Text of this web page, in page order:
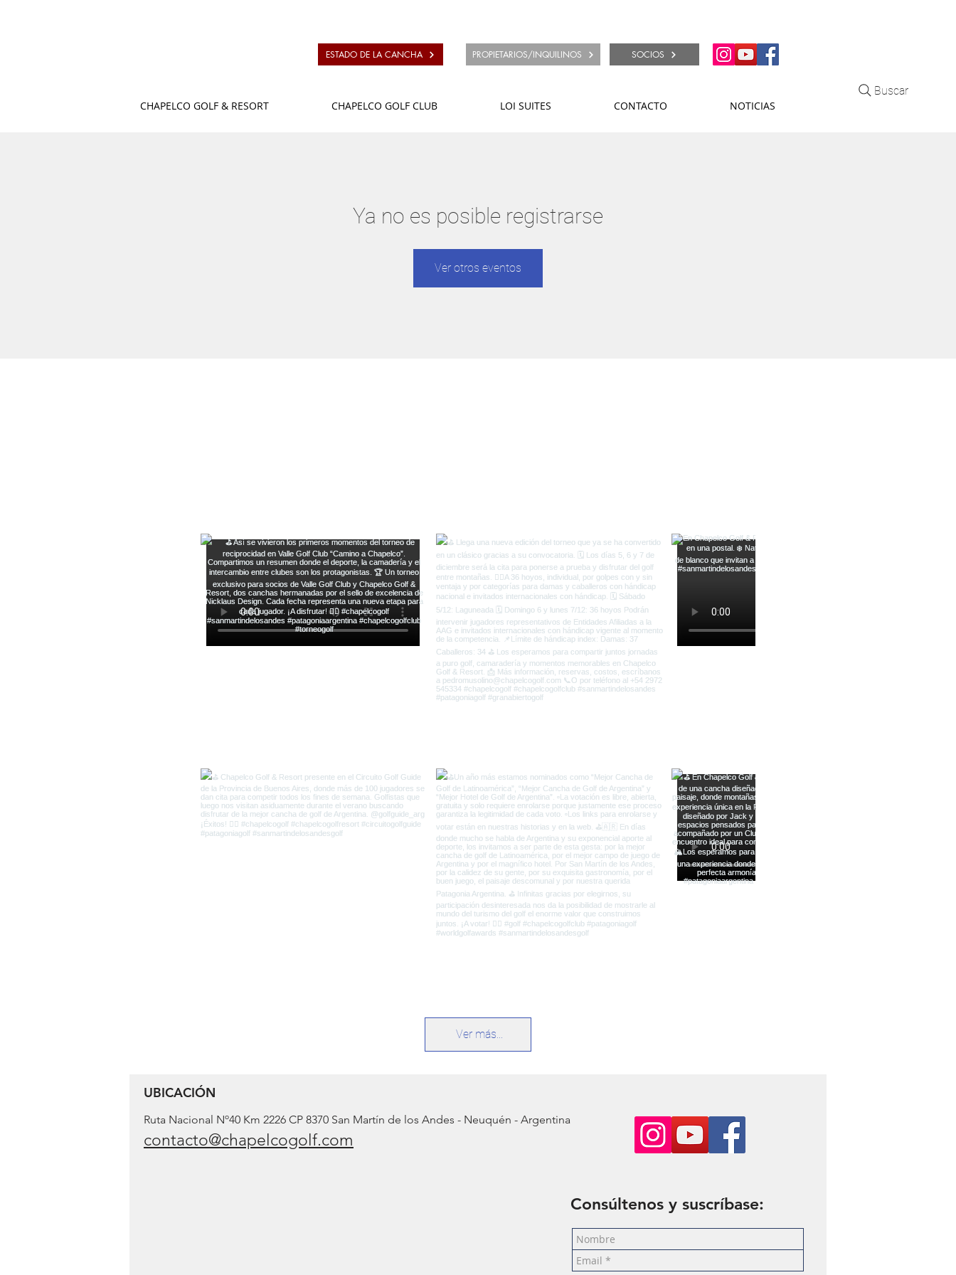
ESTADO DE LA CANCHA PROPIETARIOS/INQUILINOS SOCIOS
CHAPELCO GOLF & RESORT CHAPELCO GOLF CLUB LOI SUITES CONTACTO NOTICIAS
Buscar
Ya no es posible registrarse
Ver otros eventos
Ver más...
UBICACIÓN
Ruta Nacional Nº40 Km 2226 CP 8370 San Martín de los Andes - Neuquén - Argentina
contacto@chapelcogolf.com
Consúltenos y suscríbase: